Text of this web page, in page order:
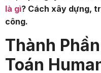
là gì? Cách xây dựng,
công.
Thành
Toán